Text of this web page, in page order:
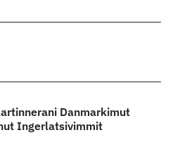
Danmarkimut
Ingerlatsivimmit